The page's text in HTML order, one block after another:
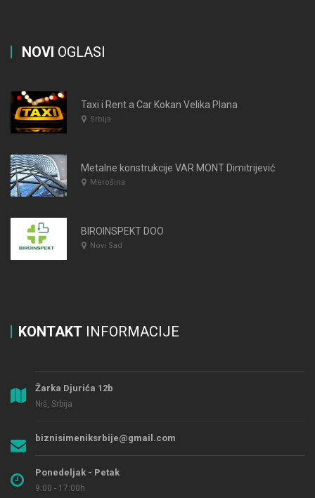
NOVI OGLASI
Taxi i Rent a Car Kokan Velika Plana
Srbija
Metalne konstrukcije VAR MONT Dimitrijević
Merošina
BIROINSPEKT DOO
Novi Sad
KONTAKT INFORMACIJE
Žarka Djurića 12b
Niš, Srbija
biznisimeniksrbije@gmail.com
Ponedeljak - Petak
9:00 - 17:00h